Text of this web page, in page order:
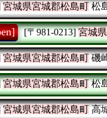
宮城県宮城郡松島町松
[〒981-0213] 宮城
宮城県宮城郡松島町磯
宮城県宮城郡松島町松
宮城県宮城郡松島町高